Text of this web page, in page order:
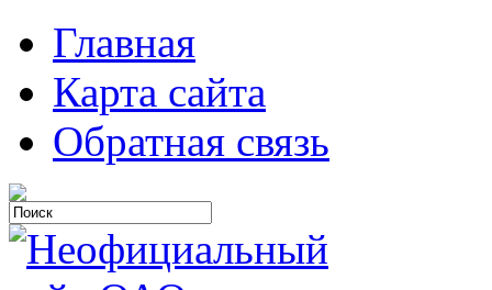
Главная
Карта сайта
Обратная связь